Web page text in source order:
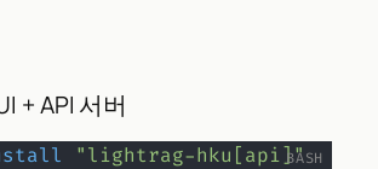
+ API 서버
"lightrag-hku[api]"